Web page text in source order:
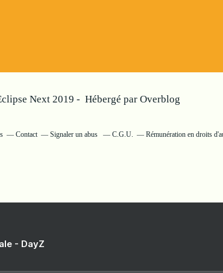
Next 2019 - Hébergé par Overblog
Contact Signaler un abus C.G.U. Rémunération en droits
- DayZ